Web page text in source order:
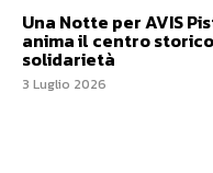
Una Notte per AVIS
anima il centro
solidarietà
3 Luglio 2026